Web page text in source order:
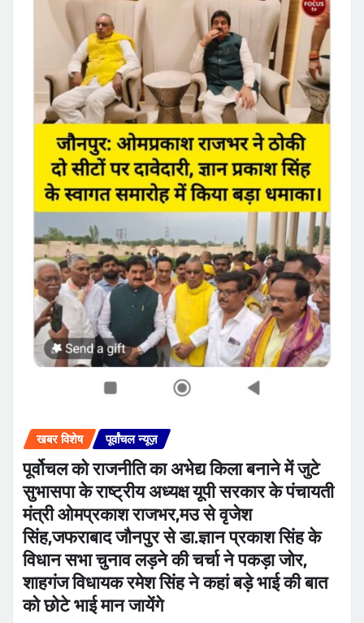
खबर विशेष पूर्वांचल न्यूज़
पूर्वोचल को राजनीति का अभेद्य किला बनाने में जुटे
सुभासपा के राष्ट्रीय अध्यक्ष यूपी सरकार के पंचायती
मंत्री ओमप्रकाश राजभर,मउ से वृजेश
सिंह,जफराबाद जौनपुर से डा.ज्ञान प्रकाश सिंह के
विधान सभा चुनाव लड़ने की चर्चा ने पकड़ा जोर,
शाहगंज विधायक रमेश सिंह ने कहां बड़े भाई की बात
को छोटे भाई मान जायेंगे